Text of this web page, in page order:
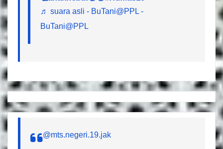
♬ suara asli - BuTani@PPL -
BuTani@PPL
@mts.negeri.19.jak